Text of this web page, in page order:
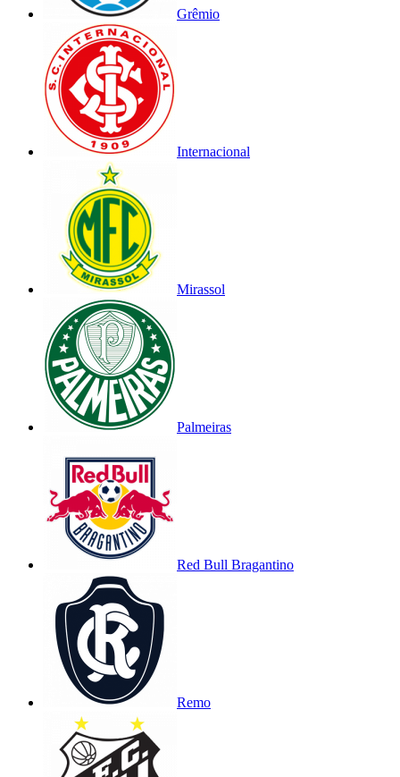
Grêmio
Internacional
Mirassol
Palmeiras
Red Bull Bragantino
Remo